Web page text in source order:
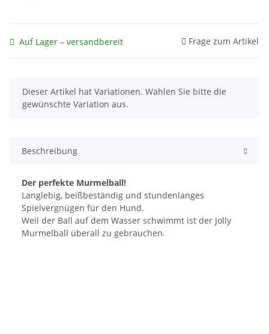
Auf Lager – versandbereit Frage zum Artikel
x
Dieser Artikel hat Variationen. Wählen Sie bitte die
gewünschte Variation aus.
Beschreibung
Der perfekte Murmelball!
Langlebig, beißbeständig und stundenlanges
Spielvergnügen für den Hund.
Weil der Ball auf dem Wasser schwimmt ist der Jolly
Murmelball überall zu gebrauchen.